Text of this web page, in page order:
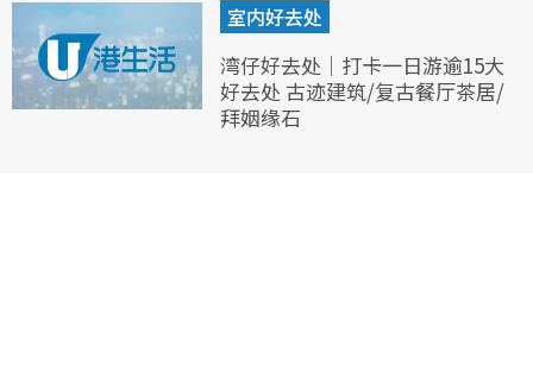
室内好去处
湾仔好去处｜打卡一日游逾15大
好去处 古迹建筑/复古餐厅茶居/
拜姻缘石